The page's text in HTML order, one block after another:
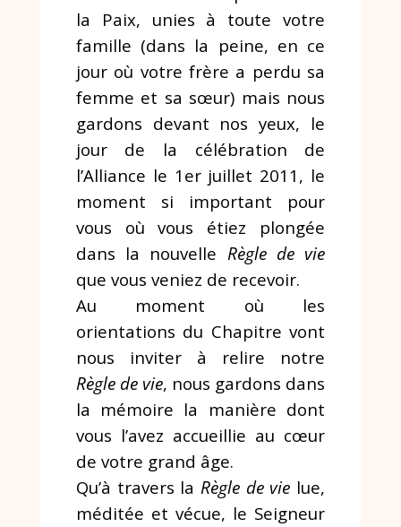
la Paix, unies à toute votre
famille (dans la peine, en ce
jour où votre frère a perdu sa
femme et sa sœur) mais nous
gardons devant nos yeux, le
jour de la célébration de
l’Alliance le 1er juillet 2011, le
moment si important pour
vous où vous étiez plongée
dans la nouvelle Règle de vie
que vous veniez de recevoir.
Au moment où les
orientations du Chapitre vont
nous inviter à relire notre
Règle de vie, nous gardons dans
la mémoire la manière dont
vous l’avez accueillie au cœur
de votre grand âge.
Qu’à travers la Règle de vie lue,
méditée et vécue, le Seigneur